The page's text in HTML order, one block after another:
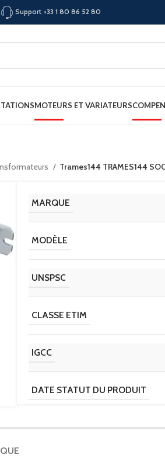
Support +33 1 80 86 52 80
MOTEURS ET VARIATEURS
Trames144 TRAMES144
MARQUE
MODÈLE
UNSPSC
CLASSE ETIM
IGCC
DATE STATUT DU PRODUIT
DISCOUNT POLICY LABEL